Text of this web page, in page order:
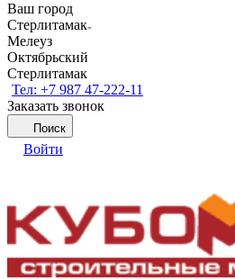
Ваш город
Стерлитамак
Мелеуз
Октябрьский
Стерлитамак
Тел: +7 987 47-222-11
Заказать звонок
Поиск
Войти